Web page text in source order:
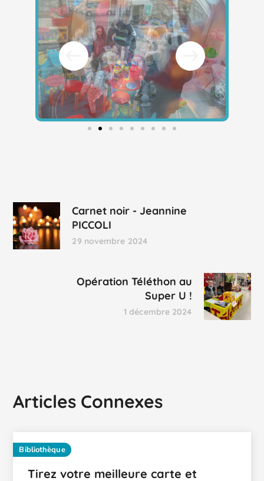
Carnet noir - Jeannine
PICCOLI
29 novembre 2024
Opération Téléthon au
Super U !
1 décembre 2024
Articles Connexes
Bibliothèque
Tirez votre meilleure carte et